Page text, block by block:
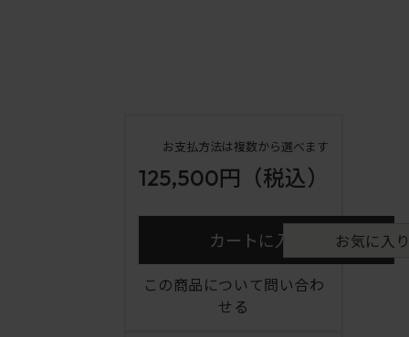
お支払方法は複数から選べます
125,500円 （税込）
カートに入れる お気に入
この商品について問い合わ
せる